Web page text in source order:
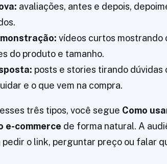
avaliações, antes e depois,
vídeos curtos mostrando
do produto e tamanho.
posts e stories tirando dúvidas
e o que vem na compra.
três tipos, você segue Como
e-commerce de forma natural. A
pedir o link, perguntar preço ou falar